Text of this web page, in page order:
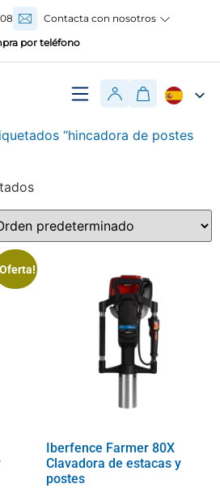
Contacta con nosotros
por teléfono
“hincadora de postes
Iberfence Farmer 80X
Clavadora de estacas y
postes